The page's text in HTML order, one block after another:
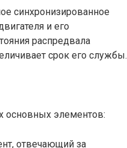
синхронизированное
и его
распредвала
срок его службы.
основных элементов:
отвечающий за